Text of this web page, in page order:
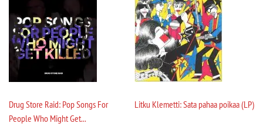
Drug Store Raid: Pop Songs For
People Who Might Get...
Litku Klemetti: Sata pahaa poikaa (LP)